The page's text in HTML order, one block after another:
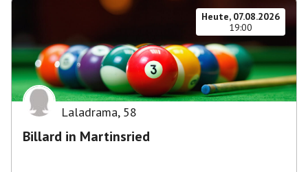
Heute, 07.08.2026
19:00
Laladrama, 58
Billard in Martinsried